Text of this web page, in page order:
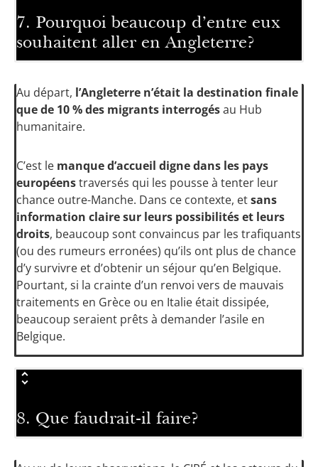
7. Pourquoi beaucoup d’entre eux
souhaitent aller en Angleterre?
Au départ, l’Angleterre n’était la destination finale
que de 10 % des migrants interrogésau Hub
humanitaire.
C’est le manque d’accueil digne dans les pays
européenstraversés qui les pousse à tenter leur
chance outre-Manche. Dans ce contexte, etsans
information claire sur leurs possibilités et leurs
droits, beaucoup sont convaincus par les trafiquants
(ou des rumeurs erronées) qu’ils ont plus de chance
d’y survivre et d’obtenir un séjour qu’en Belgique.
Pourtant, si la crainte d’un renvoi vers de mauvais
traitements en Grèce ou en Italie était dissipée,
beaucoup seraient prêts à demander l’asile en
Belgique.
8. Que faudrait-il faire?